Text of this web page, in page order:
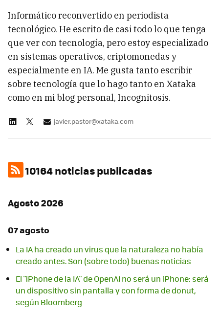
Informático reconvertido en periodista
tecnológico. He escrito de casi todo lo que tenga
que ver con tecnología, pero estoy especializado
en sistemas operativos, criptomonedas y
especialmente en IA. Me gusta tanto escribir
sobre tecnología que lo hago tanto en Xataka
como en mi blog personal, Incognitosis.
javier.pastor@xataka.com
10164 noticias publicadas
Agosto 2026
07 agosto
La IA ha creado un virus que la naturaleza no había
creado antes. Son (sobre todo) buenas noticias
El "iPhone de la IA" de OpenAI no será un iPhone: será
un dispositivo sin pantalla y con forma de donut,
según Bloomberg